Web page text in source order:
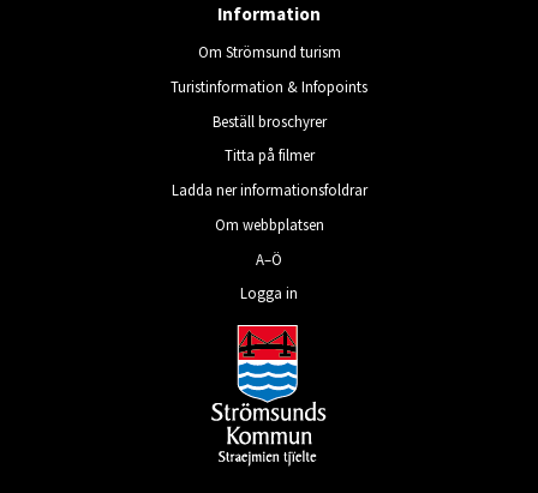
Information
Om Strömsund turism
Turistinformation & Infopoints
Beställ broschyrer
Titta på filmer
Ladda ner informationsfoldrar
Om webbplatsen
A–Ö
Logga in